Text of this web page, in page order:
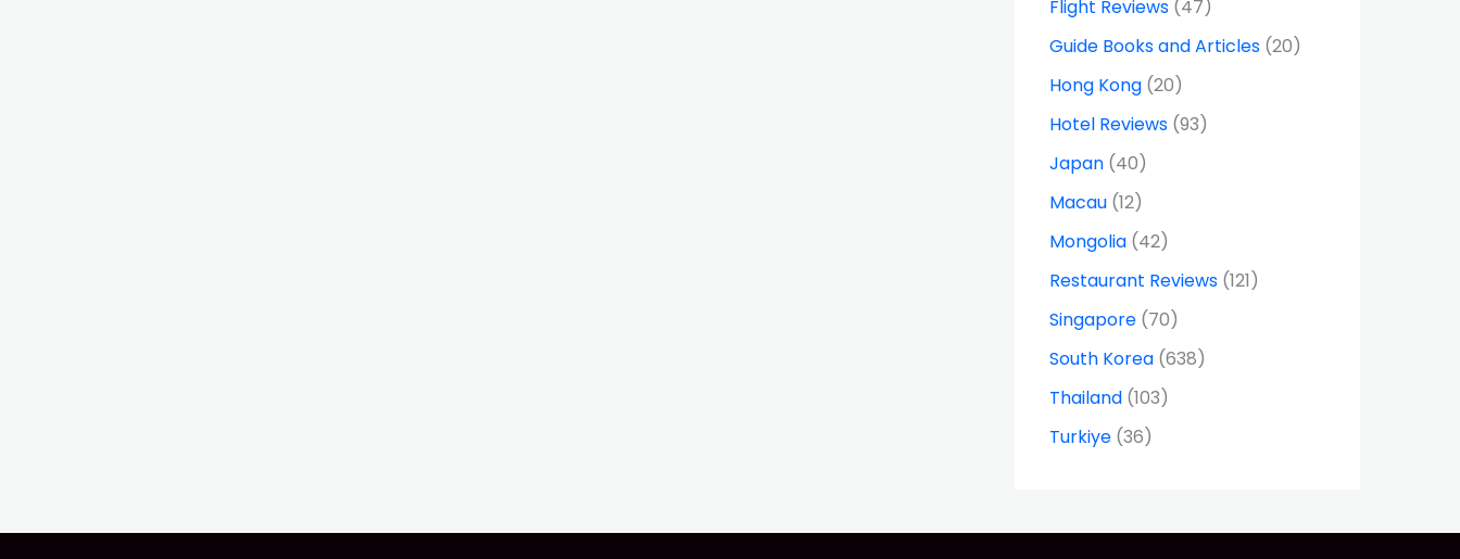
Flight Reviews (47)
Guide Books and Articles (20)
Hong Kong (20)
Hotel Reviews (93)
Japan (40)
Macau (12)
Mongolia (42)
Restaurant Reviews (121)
Singapore (70)
South Korea (638)
Thailand (103)
Turkiye (36)